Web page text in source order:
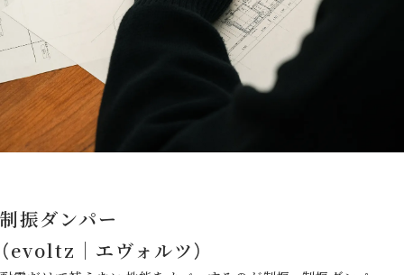
制振ダンパー
（evoltz｜エヴォルツ）